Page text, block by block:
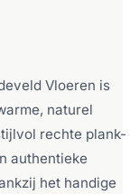
Vloeren is
naturel
rechte plank-
authentieke
het handige